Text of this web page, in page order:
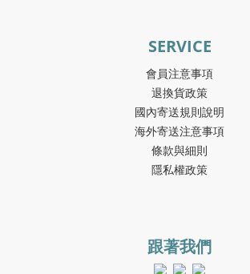
SERVICE
會員注意事項
退換貨政策
國內寄送規則說明
海外寄送注意事項
條款與細則
隱私權政策
跟著我們